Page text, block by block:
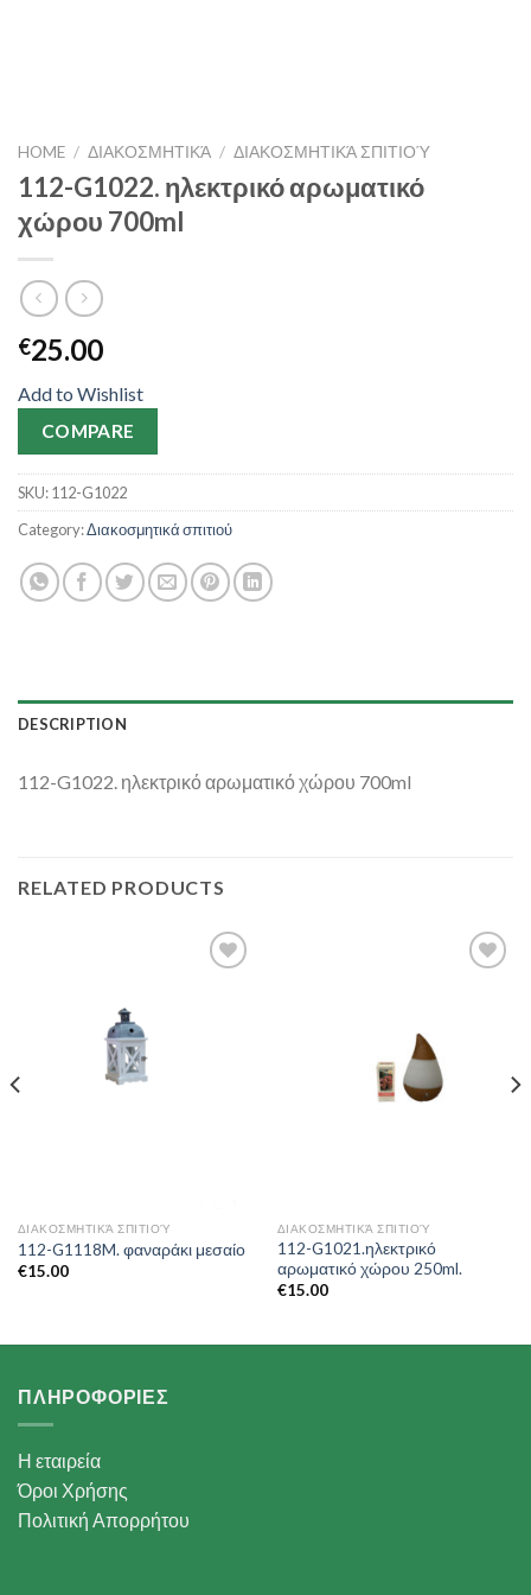
HOME / ΔΙΑΚΟΣΜΗΤΙΚΆ / ΔΙΑΚΟΣΜΗΤΙΚΆ ΣΠΙΤΙΟΎ
112-G1022. ηλεκτρικό αρωματικό
χώρου 700ml
€25.00
Add to Wishlist
COMPARE
SKU:112-G1022
Category:Διακοσμητικά σπιτιού
DESCRIPTION
112-G1022. ηλεκτρικό αρωματικό χώρου 700ml
RELATED PRODUCTS
ΔΙΑΚΟΣΜΗΤΙΚΆ ΣΠΙΤΙΟΎ
112-G1118M. φαναράκι μεσαίο
€15.00
ΔΙΑΚΟΣΜΗΤΙΚΆ ΣΠΙΤΙΟΎ
112-G1021.ηλεκτρικό
αρωματικό χώρου 250ml.
€15.00
ΠΛΗΡΟΦΟΡΙΕΣ
Η εταιρεία
Όροι Χρήσης
Πολιτική Απορρήτου